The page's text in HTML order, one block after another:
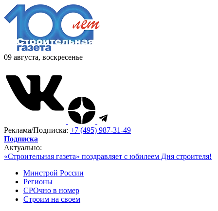
09 августа, воскресенье
Реклама/Подписка: +7 (495) 987-31-49
Подписка
Актуально:
«Строительная газета» поздравляет с юбилеем Дня строителя!
Минстрой России
Регионы
СРОчно в номер
Строим на своем